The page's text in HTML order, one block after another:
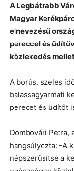
A Legbátrabb
Magyar
elnevezésű
pereccel és
közlekedés
A borús, szeles
balassagyarmati
perecet és üdítőt
Dombovári Petra,
hangsúlyozta: -A
népszerűsítse a